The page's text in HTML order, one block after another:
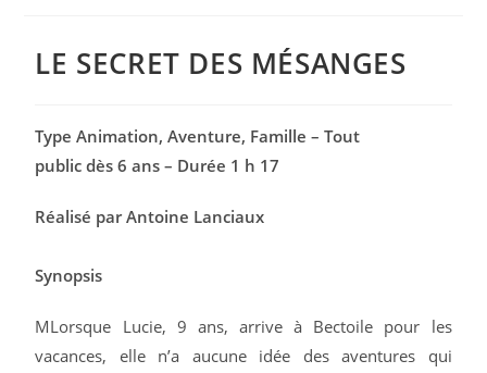
LE SECRET DES MÉSANGES
Type Animation, Aventure, Famille – Tout
public dès 6 ans – Durée 1 h 17
Réalisé par Antoine Lanciaux
Synopsis
MLorsque Lucie, 9 ans, arrive à Bectoile pour les
vacances, elle n’a aucune idée des aventures qui